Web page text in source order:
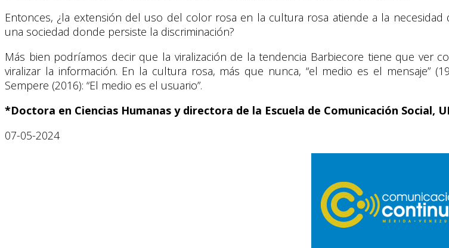
Entonces, ¿la extensión del uso del color rosa en la cultura rosa atiende a la
una sociedad donde persiste la discriminación?
Más bien podríamos decir que la viralización de la tendencia Barbiecore tiene que ver
viralizar la información. En la cultura rosa, más que nunca, “el medio es el mensaje”
Sempere (2016): “El medio es el usuario”.
*Doctora en Ciencias Humanas y directora de la Escuela de Comunicación Social,
07-05-2024